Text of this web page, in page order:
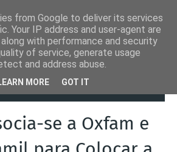
Vinted Associa-se a Oxfam e Jameela Jamil
se a Oxfam e
from Google to deliver its services
Your IP address and user-agent are
with performance and security
of service, generate usage
and address abuse.
MORE GOT IT